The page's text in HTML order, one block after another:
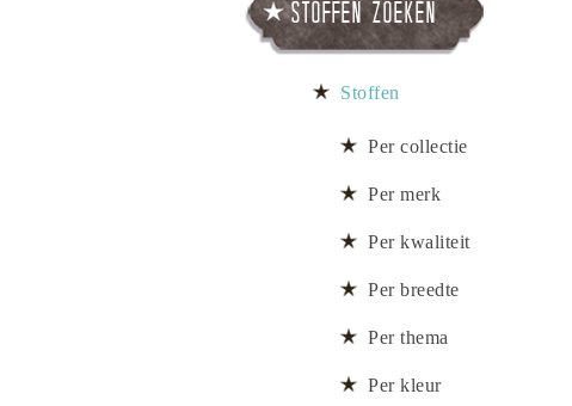
Stoffen zoeken
Stoffen
Per collectie
Per merk
Per kwaliteit
Per breedte
Per thema
Per kleur